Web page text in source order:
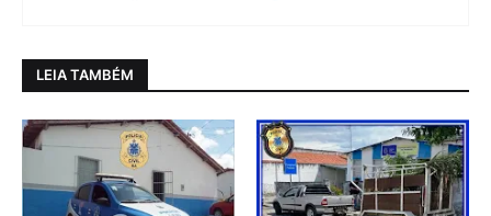
LEIA TAMBÉM